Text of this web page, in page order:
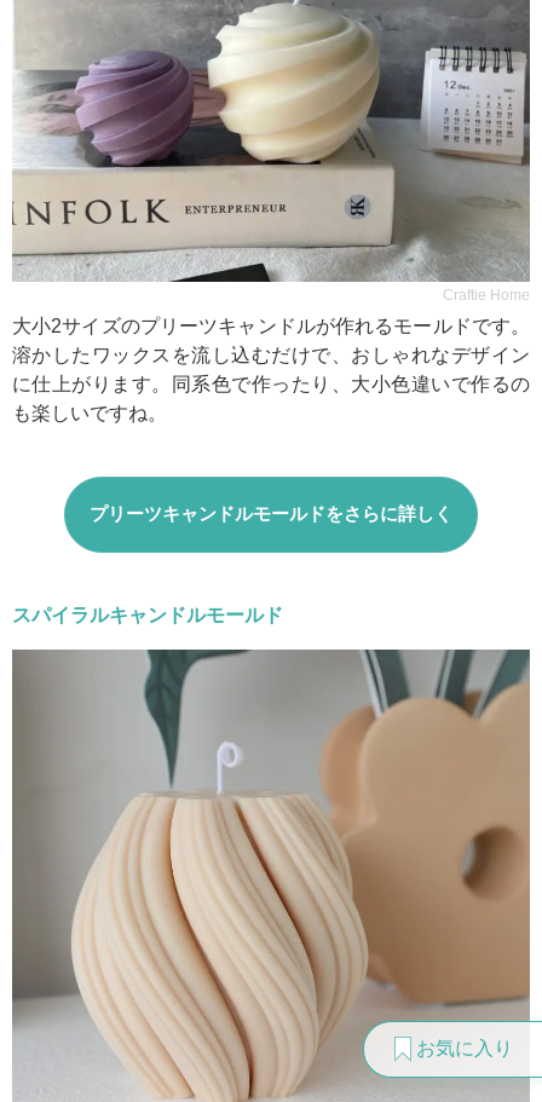
Craftie Home
大小2サイズのプリーツキャンドルが作れるモールドです。
溶かしたワックスを流し込むだけで、おしゃれなデザイン
に仕上がります。同系色で作ったり、大小色違いで作るの
も楽しいですね。
プリーツキャンドルモールドをさらに詳しく
スパイラルキャンドルモールド
お気に入り